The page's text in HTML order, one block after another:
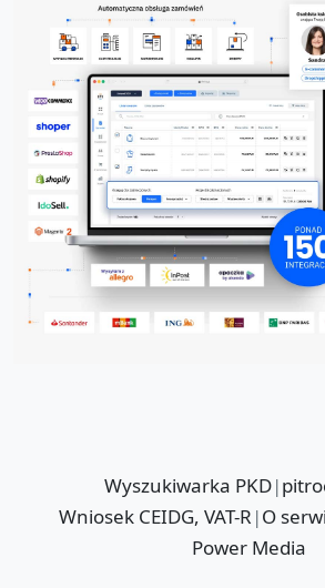
Wyszukiwarka PKD|
Wniosek CEIDG, VAT-R |O
Power Media